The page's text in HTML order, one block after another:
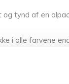
tynd af en
i alle farvene
denne